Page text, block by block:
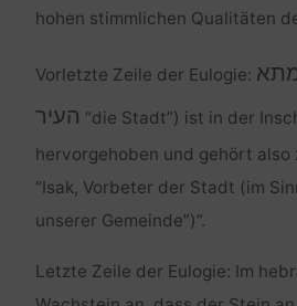
hohen stimmlichen Qualitäten
Vorletzte Zeile der Eulogie:
העיר “die Stadt”) ist in der
hervorgehoben und gehört also
“Isak, Vorbeter der Stadt (im
unserer Gemeinde”)”.
Letzte Zeile der Eulogie: Im